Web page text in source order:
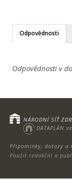
Odpovědnosti
Odpovědnosti v
Připomínky, dotazy a
Použit redakční a
NÁRODNÍ SÍŤ
DATAPLÁN